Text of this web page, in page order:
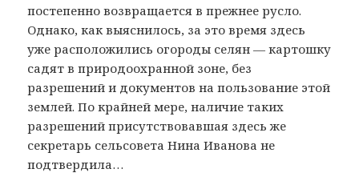
постепенно возвращается в прежнее русло.
Однако, как выяснилось, за это время здесь
уже расположились огороды селян — картошку
садят в природоохранной зоне, без
разрешений и документов на пользование этой
землей. По крайней мере, наличие таких
разрешений присутствовавшая здесь же
секретарь сельсовета Нина Иванова не
подтвердила…